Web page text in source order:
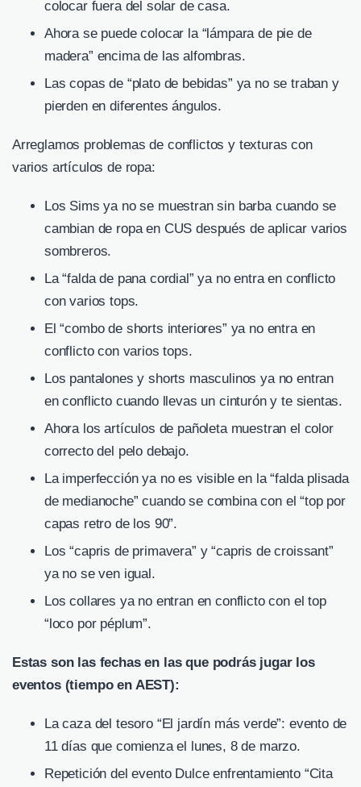
colocar fuera del solar de casa.
Ahora se puede colocar la “lámpara de pie de
madera” encima de las alfombras.
Las copas de “plato de bebidas” ya no se traban y
pierden en diferentes ángulos.
Arreglamos problemas de conflictos y texturas con
varios artículos de ropa:
Los Sims ya no se muestran sin barba cuando se
cambian de ropa en CUS después de aplicar varios
sombreros.
La “falda de pana cordial” ya no entra en conflicto
con varios tops.
El “combo de shorts interiores” ya no entra en
conflicto con varios tops.
Los pantalones y shorts masculinos ya no entran
en conflicto cuando llevas un cinturón y te sientas.
Ahora los artículos de pañoleta muestran el color
correcto del pelo debajo.
La imperfección ya no es visible en la “falda plisada
de medianoche” cuando se combina con el “top por
capas retro de los 90”.
Los “capris de primavera” y “capris de croissant”
ya no se ven igual.
Los collares ya no entran en conflicto con el top
“loco por péplum”.
Estas son las fechas en las que podrás jugar los
eventos (tiempo en AEST):
La caza del tesoro “El jardín más verde”: evento de
11 días que comienza el lunes, 8 de marzo.
Repetición del evento Dulce enfrentamiento “Cita